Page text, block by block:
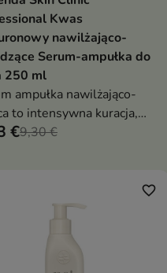
Dodaj do koszyka
Kwas
nawilżająco-
Serum-ampułka do
250 ml
ampułka nawilżająco-
to intensywna kuracja,
głęboko nawilża, łagodzi
€9,30 €
favorite_border